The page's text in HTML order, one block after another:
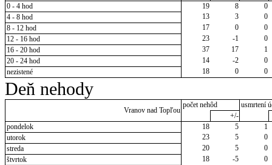
0 - 4 hod
19 8
0
4 - 8 hod
13 3
0
8 - 12 hod
17 0
0
12 - 16 hod
23 -1
0
16 - 20 hod
37 17
1
20 - 24 hod
14 -2
0
nezistené
18 0 0
Deň nehody
Vranov nad Topľou
počet nehôd
usmrtení
+/-
pondelok
18 5
1
utorok
23 5
0
streda
20 5
0
štvrtok
18 -5
0